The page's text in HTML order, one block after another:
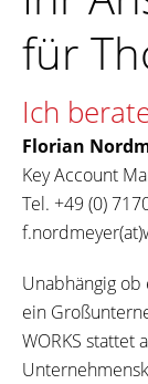
für
Ich
Florian
Key Account
Tel. +49 (0)
Unabhängig
ein
WORKS stattet